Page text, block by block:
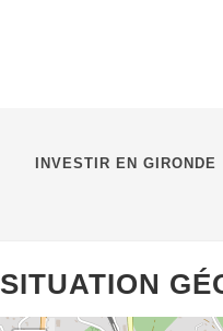
INVESTIR EN GIRONDE
SITUATION